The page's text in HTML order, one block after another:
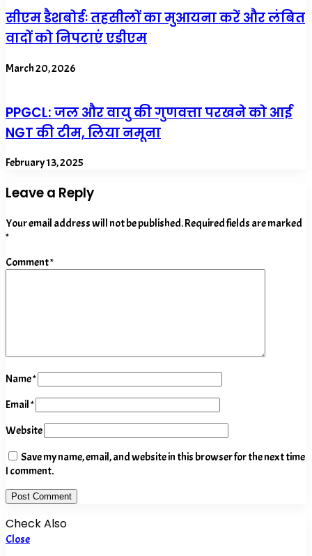
सीएम डैशबोर्डः तहसीलों का मुआयना करें और लंबित
वादों को निपटाएं एडीएम
March 20, 2026
PPGCL: जल और वायु की गुणवत्ता परखने को आई
NGT की टीम, लिया नमूना
February 13, 2025
Leave a Reply
Your email address will not be published.Required fields are marked
*
Comment*
Name*
Email*
Website
Save my name, email, and website in this browser for the next time
I comment.
Check Also
Close